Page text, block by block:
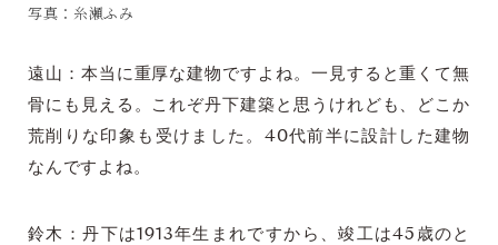
写真：糸瀬ふみ
遠山：本当に重厚な建物ですよね。一見すると重くて無
骨にも見える。これぞ丹下建築と思うけれども、どこか
荒削りな印象も受けました。40代前半に設計した建物
なんですよね。
鈴木：丹下は1913年生まれですから、竣工は45歳のと